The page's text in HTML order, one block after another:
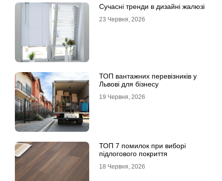
Сучасні тренди в дизайні жалюзі
23 Червня, 2026
ТОП вантажних перевізників у
Львові для бізнесу
19 Червня, 2026
ТОП 7 помилок при виборі
підлогового покриття
18 Червня, 2026